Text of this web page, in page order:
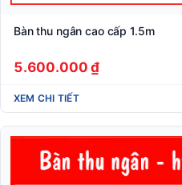
Bàn thu ngân cao cấp 1.5m
5.600.000 ₫
XEM CHI TIẾT